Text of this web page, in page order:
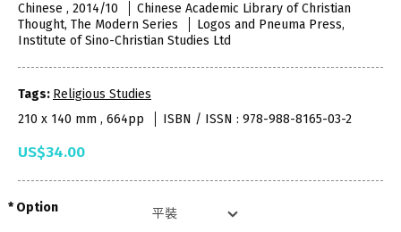
Chinese , 2014/10
Chinese Academic Library of Christian
Thought, The Modern Series
Logos and Pneuma Press,
Institute of Sino-Christian Studies Ltd
Tags: Religious Studies
210 x 140 mm , 664pp
ISBN / ISSN : 978-988-8165-03-2
US$34.00
Option